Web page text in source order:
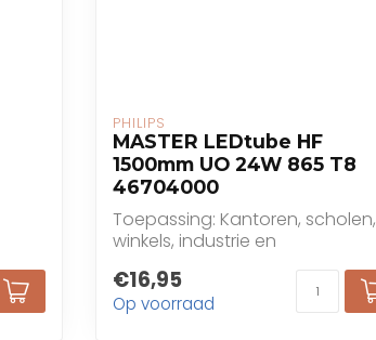
PHILIPS
MASTER LEDtube HF
1500mm UO 24W 865 T8
46704000
Toepassing: Kantoren, scholen,
winkels, industrie en
€16,95
Op voorraad